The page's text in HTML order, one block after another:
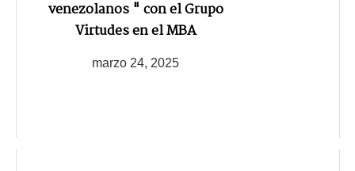
venezolanos " con el Grupo
Virtudes en el MBA
marzo 24, 2025